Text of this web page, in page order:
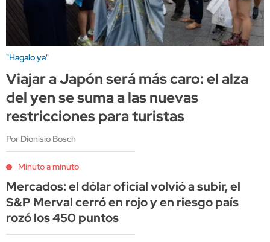
"Hagalo ya"
Viajar a Japón será más caro: el alza
del yen se suma a las nuevas
restricciones para turistas
Por Dionisio Bosch
Minuto a minuto
Mercados: el dólar oficial volvió a subir, el
S&P Merval cerró en rojo y en riesgo país
rozó los 450 puntos